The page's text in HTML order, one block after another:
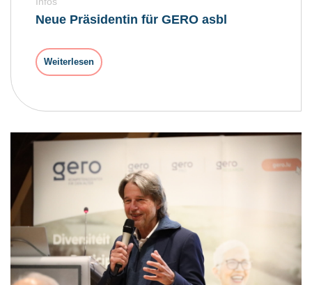
Neue Präsidentin für GERO asbl
Weiterlesen